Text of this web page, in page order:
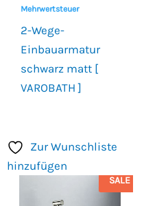
Mehrwertsteuer
2-Wege-
Einbauarmatur
schwarz matt [
VAROBATH ]
Zur Wunschliste
hinzufügen
SALE